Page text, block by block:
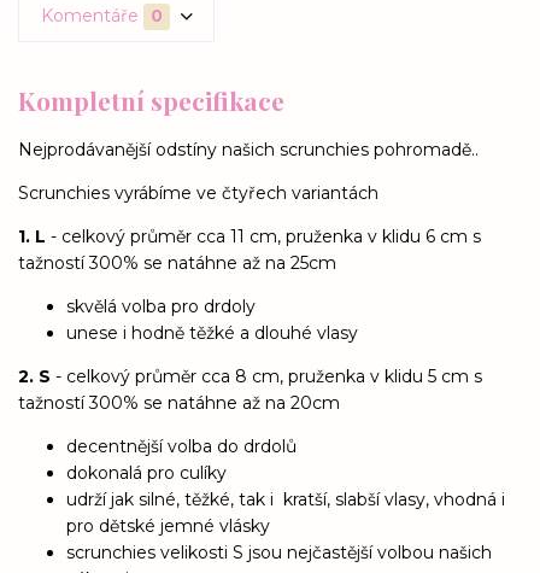
Komentáře 0
Kompletní specifikace
Nejprodávanější odstíny našich scrunchies pohromadě..
Scrunchies vyrábíme ve čtyřech variantách
1. L - celkový průměr cca 11 cm, pruženka v klidu 6 cm s
tažností 300% se natáhne až na 25cm
skvělá volba pro drdoly
unese i hodně těžké a dlouhé vlasy
2. S - celkový průměr cca 8 cm, pruženka v klidu 5 cm s
tažností 300% se natáhne až na 20cm
decentnější volba do drdolů
dokonalá pro culíky
udrží jak silné, těžké, tak i kratší, slabší vlasy, vhodná i
pro dětské jemné vlásky
scrunchies velikosti S jsou nejčastější volbou našich